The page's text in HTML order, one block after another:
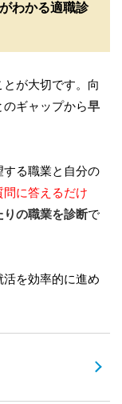
わかる適職診
が大切です。向
ギャップから早
る職業と自分の
問に答えるだけ
の職業を診断で
活を効率的に進め